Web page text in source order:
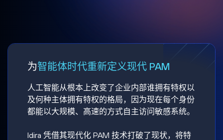
为智能体时代重新定义现代 PAM
人工智能从根本上改变了企业内部谁拥有特权以
及何种主体拥有特权的格局，因为现在每个身份
都能以大规模、高速的方式自主访问敏感系统。
Idira 凭借其现代化 PAM 技术打破了现状，将特